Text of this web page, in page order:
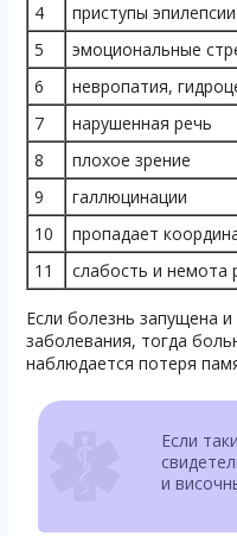
4
приступы эпилепсии
5
эмоциональные
6
невропатия,
7
нарушенная речь
8
плохое зрение
9
галлюцинации
10
пропадает
11
слабость и немота
Если болезнь запущена
заболевания, тогда
наблюдается потеря
Если
и